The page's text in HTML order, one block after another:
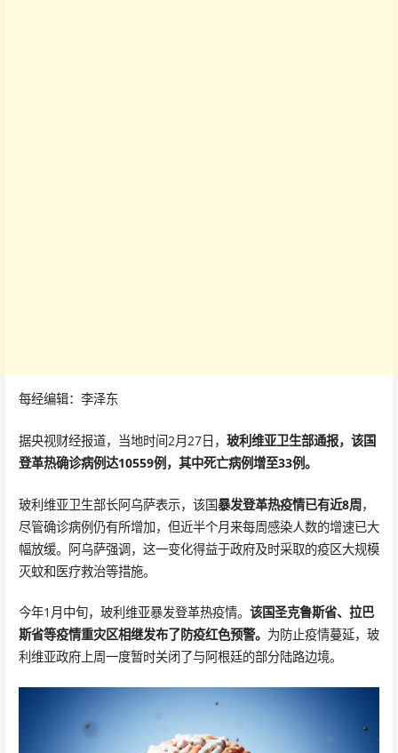
每经编辑：李泽东
据央视财经报道，当地时间2月27日， 玻利维亚卫生部通报，该国
登革热确诊病例达10559例，其中死亡病例增至33例。
玻利维亚卫生部长阿乌萨表示，该国暴发登革热疫情已有近8周，
尽管确诊病例仍有所增加，但近半个月来每周感染人数的增速已大
幅放缓。阿乌萨强调，这一变化得益于政府及时采取的疫区大规模
灭蚊和医疗救治等措施。
今年1月中旬，玻利维亚暴发登革热疫情。 该国圣克鲁斯省、拉巴
斯省等疫情重灾区相继发布了防疫红色预警。 为防止疫情蔓延，玻
利维亚政府上周一度暂时关闭了与阿根廷的部分陆路边境。